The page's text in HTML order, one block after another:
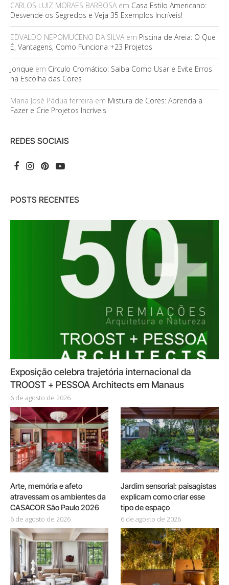
CARLOS LUIZ MORAES BARBOSAem Casa Estilo Americano:
Desvende os Segredos e Veja 35 Exemplos Incríveis!
EDVALDO NEPOMUCENO DA SILVAem Piscina de Areia: O Que
É, Vantagens, Como Funciona +23 Projetos
Jonque em Círculo Cromático: Saiba Como Usar e Evite Erros
na Escolha das Cores
Maria José Pádua ferreira em Mistura de Cores: Aprenda a
Fazer e Crie Projetos Incríveis
REDES SOCIAIS
POSTS RECENTES
Exposição celebra trajetória internacional da
TROOST + PESSOA Architects em Manaus
6 de agosto de 2026
Arte, memória e afeto
atravessam os ambientes da
CASACOR São Paulo 2026
6 de agosto de 2026
Jardim sensorial: paisagistas
explicam como criar esse
tipo de espaço
6 de agosto de 2026